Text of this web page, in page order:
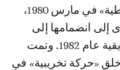
الصحراوية الديمقراطية» في مارس 1980،
إلى انضمامها إلى
منظمة الوحدة الإفريقية عام 1982. وتمت
«حركة تخريبية» في